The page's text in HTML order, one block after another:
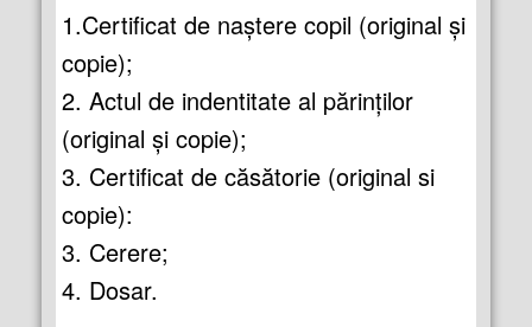
1.Certificat de naştere copil (original şi
copie);
2. Actul de indentitate al părinţilor
(original şi copie);
3. Certificat de căsătorie (original si
copie):
3. Cerere;
4. Dosar.